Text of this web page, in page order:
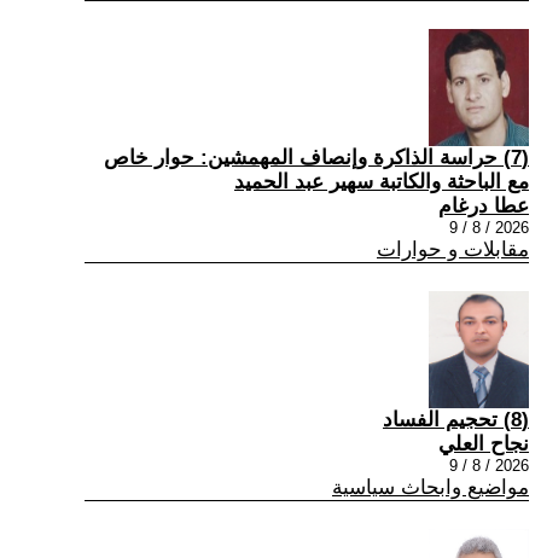
(7) حراسة الذاكرة وإنصاف المهمشين: حوار خاص
مع الباحثة والكاتبة سهير عبد الحميد
عطا درغام
2026 / 8 / 9
مقابلات و حوارات
(8) تحجيم الفساد
نجاح العلي
2026 / 8 / 9
مواضيع وابحاث سياسية